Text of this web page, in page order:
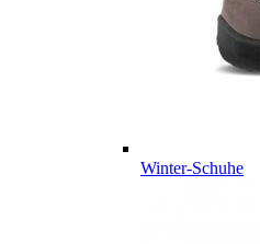
Winter-Schuhe